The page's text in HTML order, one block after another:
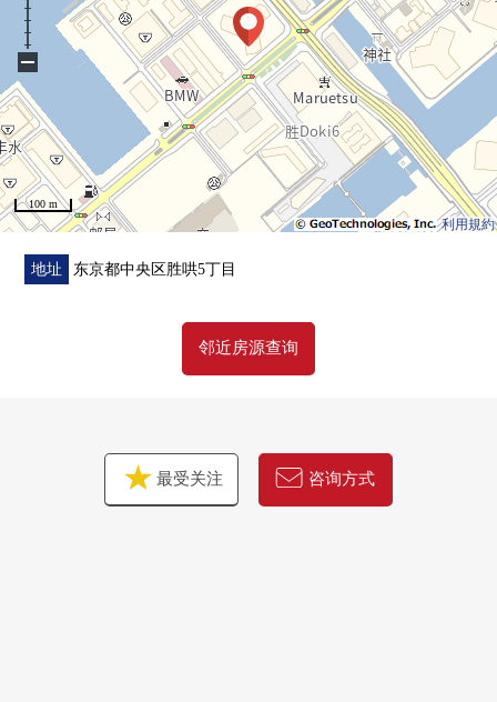
▼Mansion的特徴
・制震构造、直接基础
・双重的地板、双重天花板构造
・复数层玻璃使用
・24小时有人戒备
・各层垃圾站有(扔垃圾可24小时)
・可饲养宠物（有规定）
▼共有设施(※部分收费)
・美术展览室走廊
・音乐演播室
利用規約
100 m
−
地址 东京都中央区胜哄5丁目
邻近房源查询
最受关注 咨询方式